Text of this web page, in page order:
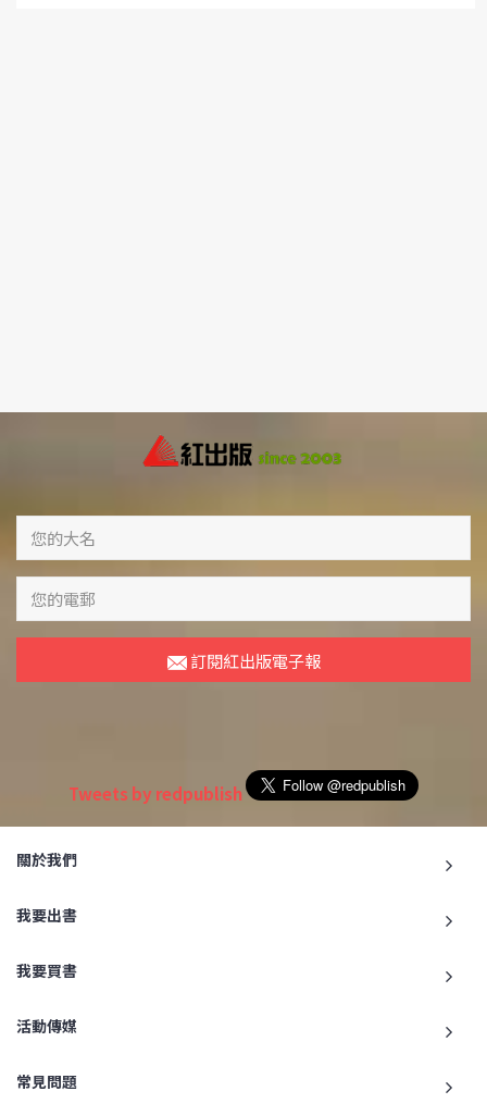
訂閱紅出版電子報
Tweets by redpublish
關於我們
我要出書
我要買書
活動傳媒
常見問題